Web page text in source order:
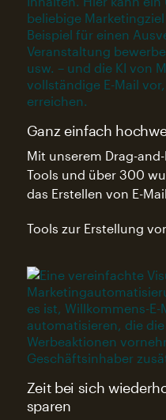
Ganz einfach
Mit unserem Drag-
Tools und über 300
das Erstellen von E-
Tools zur Erstellung
Zeit bei sich
sparen